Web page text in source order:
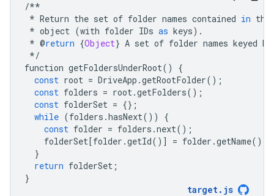
/**
* Return the set of folder names contained in the
* object (with folder IDs as keys) .
* @return {Object} A set of folder names keyed by
*/
function getFoldersUnderRoot()
{
const root = DriveApp .getRootFolder();
const folders = root.getFolders();
const folderSet = {};
while (folders .hasNext())
{
const folder = folders .next();
folderSet[folder .getId()] = folder .getName();
}
return folderSet ;
}
target. js